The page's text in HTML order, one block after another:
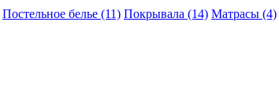
Постельное белье (11) Покрывала (14) Матрасы (4)